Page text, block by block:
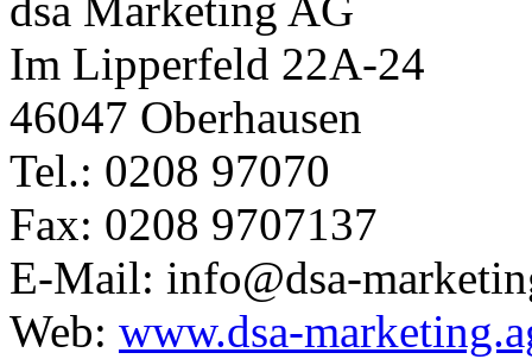
Im Lipperfeld 22A-24
46047 Oberhausen
Tel.: 0208 97070
Fax: 0208 9707137
E-Mail: info@dsa-
Web: www.dsa-